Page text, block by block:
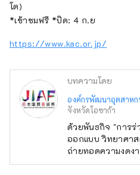
และอนาคตที่สุขสบ
การร่วมสร้างสรร
เศรษฐกิจกับประเท
องค์กรพัฒนาอุตสาห
(จำกัด) / เลขานุก
สุขภาพ (จำกัด)
อาคาร Mainichi
Kita-ku, Osaka
โต)
*เข้าชมฟรี *ปิด: 4 ก.ย
https://www.kac.or.jp/
บทความโดย
องค์กรพัฒนาอุตสาหก
จังหวัดโอซาก้า
ด้วยพันธกิจ "การร่
ออกแบบ วิทยาศาส
ถ่ายทอดความงด
โลก และสร้างอนา